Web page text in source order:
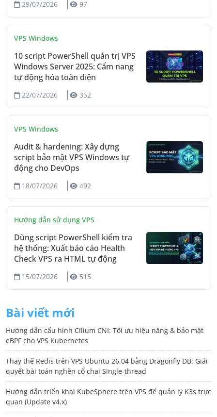
29/07/2026 97
VPS Windows
10 script PowerShell quản trị VPS
Windows Server 2025: Cẩm nang
tự động hóa toàn diện
22/07/2026 352
VPS Windows
Audit & hardening: Xây dựng
script bảo mật VPS Windows tự
động cho DevOps
18/07/2026 492
Hướng dẫn sử dụng VPS
Dùng script PowerShell kiểm tra
hệ thống: Xuất báo cáo Health
Check VPS ra HTML tự động
15/07/2026 515
Bài viết mới
Hướng dẫn cấu hình Cilium CNI: Tối ưu hiệu năng & bảo mật
eBPF cho VPS Kubernetes
Thay thế Redis trên VPS Ubuntu 26.04 bằng Dragonfly DB: Giải
quyết bài toán nghẽn cổ chai Single-thread
Hướng dẫn triển khai KubeSphere trên VPS để quản lý K3s trực
quan (Update v4.x)